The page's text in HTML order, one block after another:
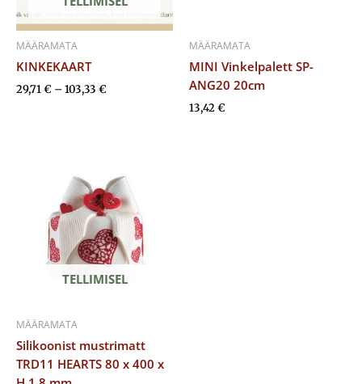
MÄÄRAMATA
KINKEKAART
29,71€ –103,33 €
MÄÄRAMATA
MINI Vinkelpalett SP-
ANG20 20cm
13,42€
TELLIMISEL
MÄÄRAMATA
Silikoonist mustrimatt
TRD11 HEARTS 80 x 400 x